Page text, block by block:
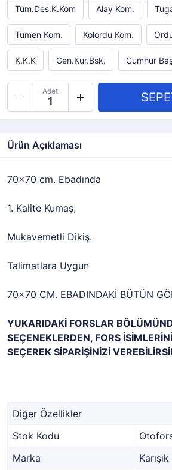
Tüm.Des.K.Kom Alay Kom.
Tümen Kom. Kolordu Kom.
K.K.K Gen.Kur.Bşk. Cumhur
Adet
Ürün Açıklaması
70x70 cm. Ebadında
1. Kalite Kumaş,
Mukavemetli Dikiş.
Talimatlara Uygun
70x70 CM. EBADINDAKİ BÜTÜN
YUKARIDAKİ FORSLAR
SEÇENEKLERDEN, FORS İSİMLERİNİ
SEÇEREK SİPARİŞİNİZİ
Diğer Özellikler
Stok Kodu
Marka